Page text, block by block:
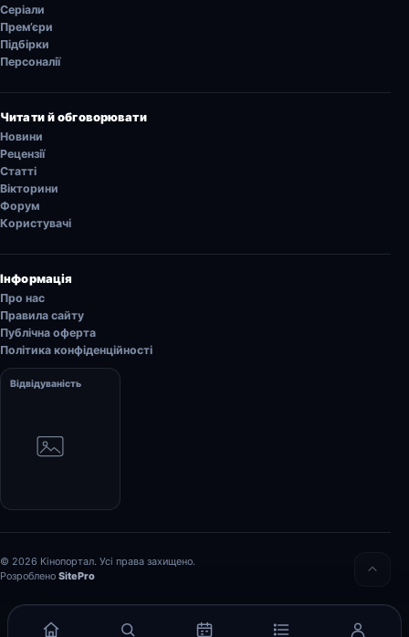
Серіали
Прем’єри
Підбірки
Персоналії
Читати й обговорювати
Новини
Рецензії
Статті
Вікторини
Форум
Користувачі
Інформація
Про нас
Правила сайту
Публічна оферта
Політика конфіденційності
Відвідуваність
© 2026 Кінопортал. Усі права захищено.
Розроблено SitePro